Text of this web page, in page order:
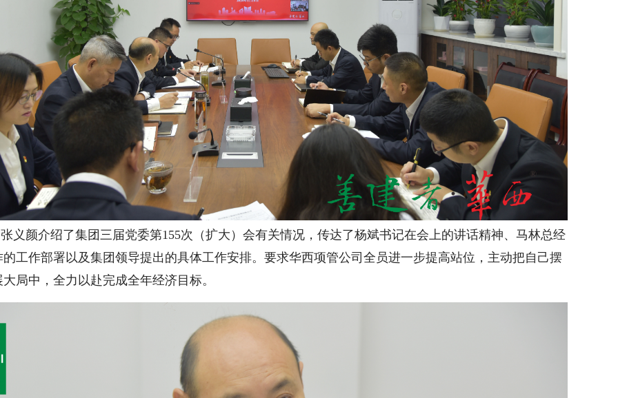
义颜介绍了集团三届党委第155次（扩大）会有关情况，传达了杨斌书记在会上的讲话精神、马林总经
工作部署以及集团领导提出的具体工作安排。要求华西项管公司全员进一步提高站位，主动把自己摆
局中，全力以赴完成全年经济目标。